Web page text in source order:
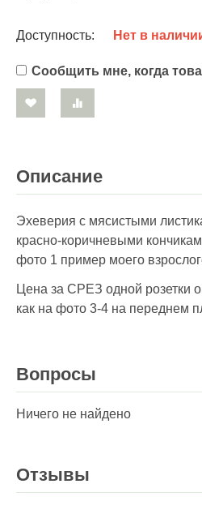
Доступность: Нет в
Сообщить мне, когда
Описание
Эхеверия с мясистыми
красно-коричневыми
фото 1 пример моего
Цена за СРЕЗ одной розетки
как на фото 3-4 на переднем
Вопросы
Ничего не найдено
Отзывы